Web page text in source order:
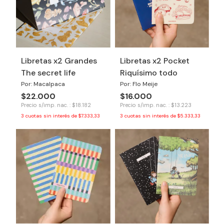
Libretas x2 Grandes
The secret life
Por: Macalpaca
$22.000
Precio s/imp. nac. : $18.182
3 cuotas sin interés de $7.333,33
Libretas x2 Pocket
Riquísimo todo
Por: Flo Meije
$16.000
Precio s/imp. nac. : $13.223
3 cuotas sin interés de $5.333,33